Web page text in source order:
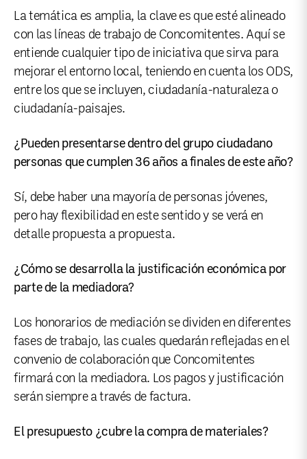
La temática es amplia, la clave es que esté alineado
con las líneas de trabajo de Concomitentes. Aquí se
entiende cualquier tipo de iniciativa que sirva para
mejorar el entorno local, teniendo en cuenta los ODS,
entre los que se incluyen, ciudadanía-naturaleza o
ciudadanía-paisajes.
¿Pueden presentarse dentro del grupo ciudadano
personas que cumplen 36 años a finales de este año?
Sí, debe haber una mayoría de personas jóvenes,
pero hay flexibilidad en este sentido y se verá en
detalle propuesta a propuesta.
¿Cómo se desarrolla la justificación económica por
parte de la mediadora?
Los honorarios de mediación se dividen en diferentes
fases de trabajo, las cuales quedarán reflejadas en el
convenio de colaboración que Concomitentes
firmará con la mediadora. Los pagos y justificación
serán siempre a través de factura.
El presupuesto ¿cubre la compra de materiales?